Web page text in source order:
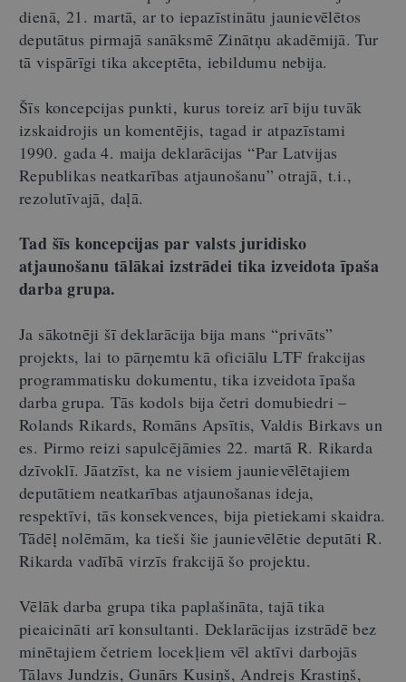
dienā, 21. martā, ar to iepazīstinātu jaunievēlētos
deputātus pirmajā sanāksmē Zinātņu akadēmijā. Tur
tā vispārīgi tika akceptēta, iebildumu nebija.
Šīs koncepcijas punkti, kurus toreiz arī biju tuvāk
izskaidrojis un komentējis, tagad ir atpazīstami
1990. gada 4. maija deklarācijas “Par Latvijas
Republikas neatkarības atjaunošanu” otrajā, t.i.,
rezolutīvajā, daļā.
Tad šīs koncepcijas par valsts juridisko
atjaunošanu tālākai izstrādei tika izveidota īpaša
darba grupa.
Ja sākotnēji šī deklarācija bija mans “privāts”
projekts, lai to pārņemtu kā oficiālu LTF frakcijas
programmatisku dokumentu, tika izveidota īpaša
darba grupa. Tās kodols bija četri domubiedri –
Rolands Rikards, Romāns Apsītis, Valdis Birkavs un
es. Pirmo reizi sapulcējāmies 22. martā R. Rikarda
dzīvoklī. Jāatzīst, ka ne visiem jaunievēlētajiem
deputātiem neatkarības atjaunošanas ideja,
respektīvi, tās konsekvences, bija pietiekami skaidra.
Tādēļ nolēmām, ka tieši šie jaunievēlētie deputāti R.
Rikarda vadībā virzīs frakcijā šo projektu.
Vēlāk darba grupa tika paplašināta, tajā tika
pieaicināti arī konsultanti. Deklarācijas izstrādē bez
minētajiem četriem locekļiem vēl aktīvi darbojās
Tālavs Jundzis, Gunārs Kusiņš, Andrejs Krastiņš,